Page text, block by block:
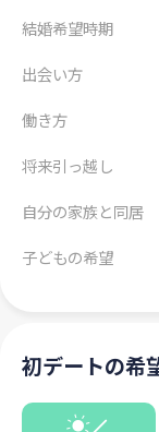
結婚希望時期
出会い方
働き方
将来引っ越し
自分の家族と同居
子どもの希望
初デートの希